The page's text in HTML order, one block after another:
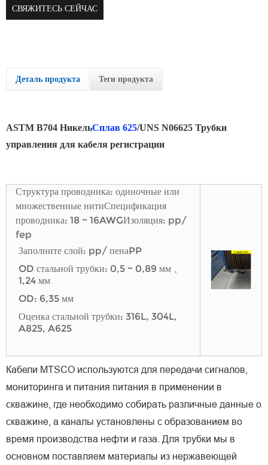
СВЯЖИТЕСЬ СЕЙЧАС
Деталь продукта Теги продукта
ASTM B704 НикельСплав 625/UNS N06625 Трубки
управления для кабеля регистрации
Структура проводника: одиночные или
множественные нитиСпецификация
проводника: 18 ~ 16AWGИзоляция: pp/
fep
Заполните слой: pp/ пенаPP
OD стальной трубки: 0,5 ~ 0,89 мм 、
1,24 мм
OD: 6,35 мм
Оценка стальной трубки: 316L, 304L,
A825, A625
Кабели MTSCO используются для передачи сигналов,
мониторинга и питания питания в применении в
скважине, где необходимо собирать различные данные о
скважине, а каналы установлены с образованием во
время производства нефти и газа. Для трубки мы в
основном поставляем материалы из нержавеющей